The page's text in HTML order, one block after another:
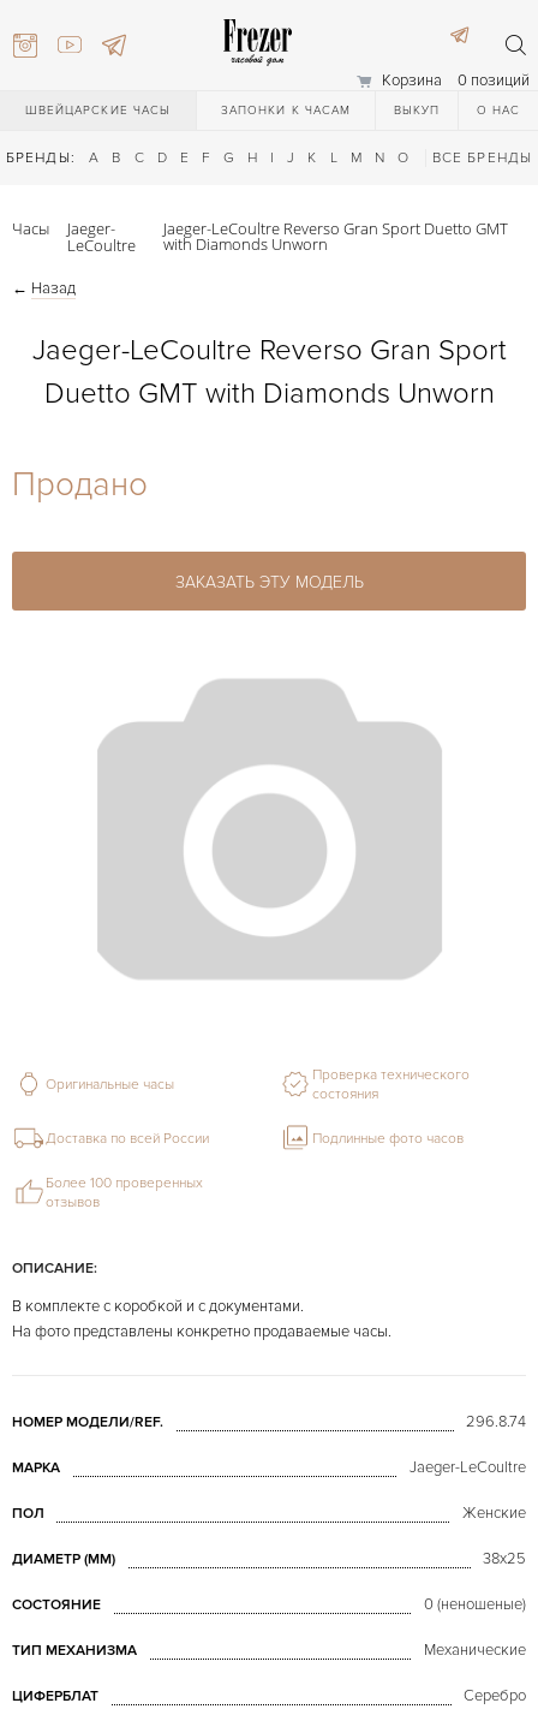
Корзина 0 позиций
ШВЕЙЦАРСКИЕ ЧАСЫ ЗАПОНКИ К ЧАСАМ ВЫКУП О НАС
БРЕНДЫ: A B C D E F G H I J K L M N O Q R S T
ВСЕ БРЕНДЫ
27-44
Часы Jaeger-
LeCoultre
Jaeger-LeCoultre Reverso Gran Sport Duetto GMT
with Diamonds Unworn
← Назад
Jaeger-LeCoultre Reverso Gran Sport
Duetto GMT with Diamonds Unworn
Продано
ЗАКАЗАТЬ ЭТУ МОДЕЛЬ
ОПИСАНИЕ:
В комплекте с коробкой и с документами.
На фото представлены конкретно продаваемые часы.
НОМЕР МОДЕЛИ/REF. 296.8.74
МАРКА Jaeger-LeCoultre
ПОЛ Женские
ДИАМЕТР (MM) 38х25
СОСТОЯНИЕ 0 (неношеные)
ТИП МЕХАНИЗМА Механические
ЦИФЕРБЛАТ Серебро
Оригинальные часы
Проверка технического
состояния
Доставка по всей России Подлинные фото часов
Более 100 проверенных
отзывов